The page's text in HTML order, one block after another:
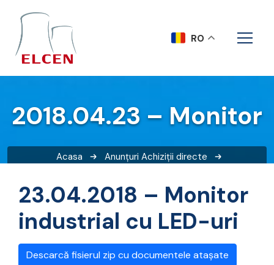
2018.04.23 – Monitor
Acasa Anunțuri Achiziții directe
23.04.2018 – Monitor
industrial cu LED-uri
Descarcă fisierul zip cu documentele atașate
RO